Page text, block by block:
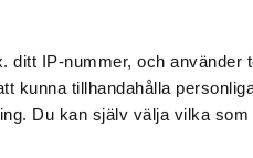
ditt IP-nummer, och använder
kunna tillhandahålla
Du kan själv välja vilka som